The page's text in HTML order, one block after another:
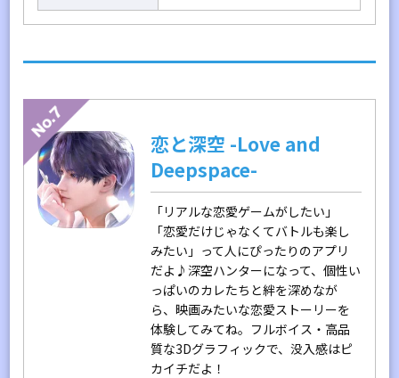
恋と深空 -Love and
Deepspace-
「リアルな恋愛ゲームがしたい」
「恋愛だけじゃなくてバトルも楽し
みたい」って人にぴったりのアプリ
だよ♪深空ハンターになって、個性い
っぱいのカレたちと絆を深めなが
ら、映画みたいな恋愛ストーリーを
体験してみてね。フルボイス・高品
質な3Dグラフィックで、没入感はピ
カイチだよ！